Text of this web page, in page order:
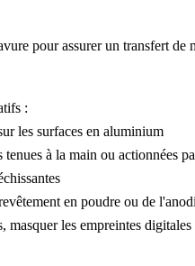
pour assurer un transfert
:
les surfaces en aluminium
à la main ou actionnées
en poudre ou de l'
les empreintes